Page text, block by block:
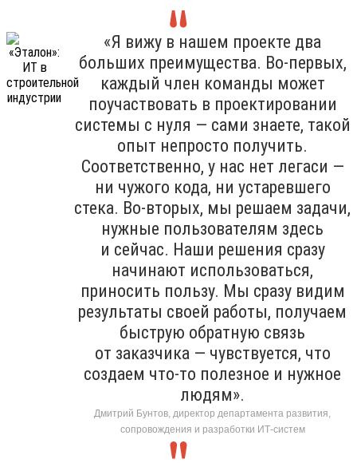
«Я вижу в нашем проекте два
больших преимущества. Во-первых,
каждый член команды может
поучаствовать в проектировании
системы с нуля — сами знаете, такой
опыт непросто получить.
Соответственно, у нас нет легаси —
ни чужого кода, ни устаревшего
стека. Во-вторых, мы решаем задачи,
нужные пользователям здесь
и сейчас. Наши решения сразу
начинают использоваться,
приносить пользу. Мы сразу видим
результаты своей работы, получаем
быструю обратную связь
от заказчика — чувствуется, что
создаем что-то полезное и нужное
людям».
Дмитрий Бунтов, директор департамента развития,
сопровождения и разработки ИТ-систем